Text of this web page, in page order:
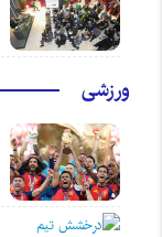
ورزشی